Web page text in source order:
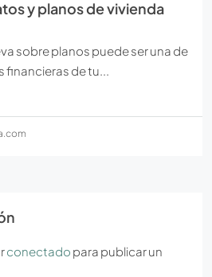
y planos de vivienda
sobre planos puede ser una de
financieras de tu...
conectado para publicar un